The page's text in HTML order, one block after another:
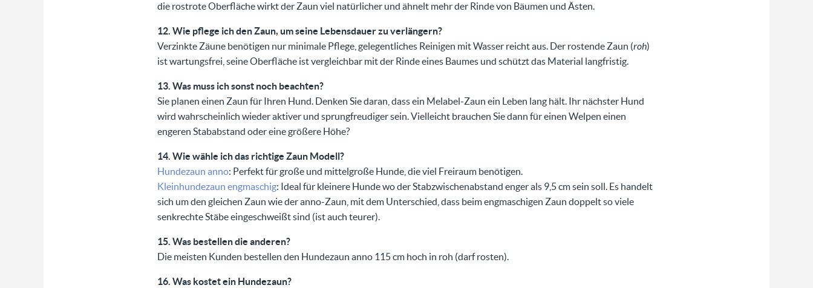
die rostrote Oberfläche wirkt der Zaun viel natürlicher und ähnelt mehr der Rinde von Bäumen und Ästen.
12. Wie pflege ich den Zaun, um seine Lebensdauer zu verlängern?
Verzinkte Zäune benötigen nur minimale Pflege, gelegentliches Reinigen mit Wasser reicht aus. Der rostende Zaun (roh)
ist wartungsfrei, seine Oberfläche ist vergleichbar mit der Rinde eines Baumes und schützt das Material langfristig.
13. Was muss ich sonst noch beachten?
Sie planen einen Zaun für Ihren Hund. Denken Sie daran, dass ein Melabel-Zaun ein Leben lang hält. Ihr nächster Hund
wird wahrscheinlich wieder aktiver und sprungfreudiger sein. Vielleicht brauchen Sie dann für einen Welpen einen
engeren Stababstand oder eine größere Höhe?
14. Wie wähle ich das richtige Zaun Modell?
Hundezaun anno: Perfekt für große und mittelgroße Hunde, die viel Freiraum benötigen.
Kleinhundezaun engmaschig: Ideal für kleinere Hunde wo der Stabzwischenabstand enger als 9,5 cm sein soll. Es handelt
sich um den gleichen Zaun wie der anno-Zaun, mit dem Unterschied, dass beim engmaschigen Zaun doppelt so viele
senkrechte Stäbe eingeschweißt sind (ist auch teurer).
15. Was bestellen die anderen?
Die meisten Kunden bestellen den Hundezaun anno 115 cm hoch in roh (darf rosten).
16. Was kostet ein Hundezaun?